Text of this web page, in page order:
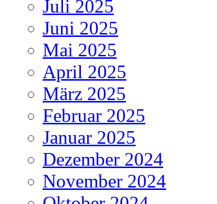
Juli 2025
Juni 2025
Mai 2025
April 2025
März 2025
Februar 2025
Januar 2025
Dezember 2024
November 2024